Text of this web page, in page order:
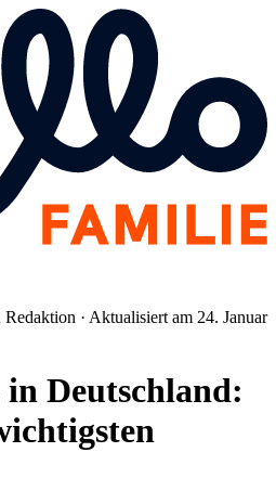
Redaktion · Aktualisiert am 24. Januar
Deutschland: